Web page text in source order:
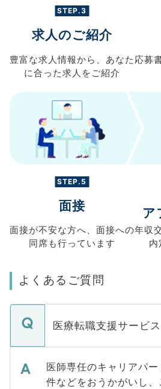
STEP.3
求人のご紹介
豊富な求人情報から、 あなた
に合った求人を ご紹介
応募
STEP.5
面接
面接が不安な方へ、 面接への
同席も行っています
ア
年収
内
よくあるご質問
医療転職支援サービ
医師専任のキャリアパ
件などをおうかがいし